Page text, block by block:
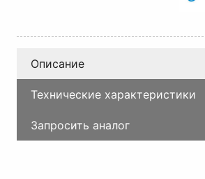
Описание
Технические характеристики
Запросить аналог